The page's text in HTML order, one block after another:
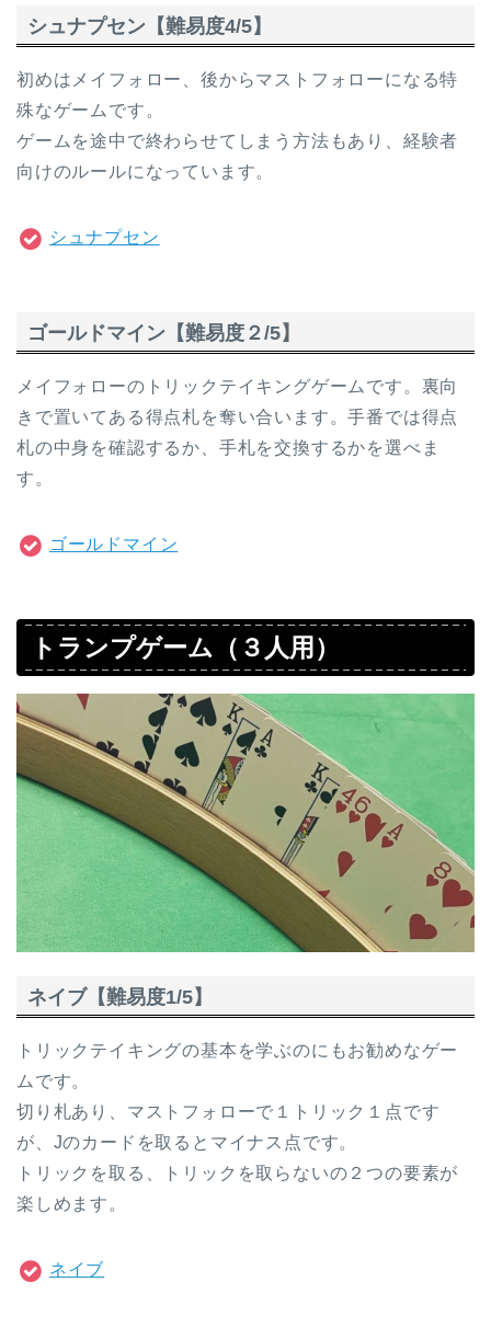
シュナプセン【難易度4/5】
初めはメイフォロー、後からマストフォローになる特
殊なゲームです。
ゲームを途中で終わらせてしまう方法もあり、経験者
向けのルールになっています。
シュナプセン
ゴールドマイン【難易度２/5】
メイフォローのトリックテイキングゲームです。裏向
きで置いてある得点札を奪い合います。手番では得点
札の中身を確認するか、手札を交換するかを選べま
す。
ゴールドマイン
トランプゲーム（３人用）
ネイブ【難易度1/5】
トリックテイキングの基本を学ぶのにもお勧めなゲー
ムです。
切り札あり、マストフォローで１トリック１点です
が、Jのカードを取るとマイナス点です。
トリックを取る、トリックを取らないの２つの要素が
楽しめます。
ネイブ